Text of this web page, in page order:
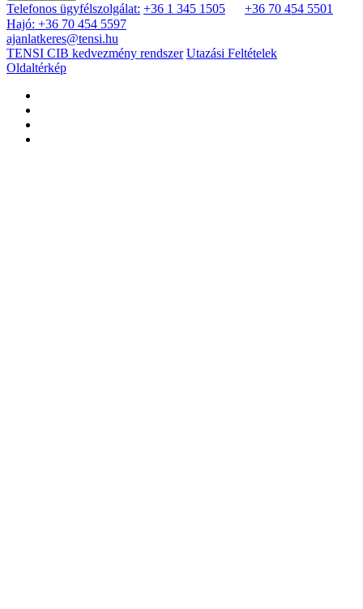
Telefonos ügyfélszolgálat: +36 1 345 1505
+36 70 454 5501
Hajó: +36 70 454 5597
ajanlatkeres@tensi.hu
TENSI CIB kedvezmény rendszer Utazási Feltételek
Oldaltérkép